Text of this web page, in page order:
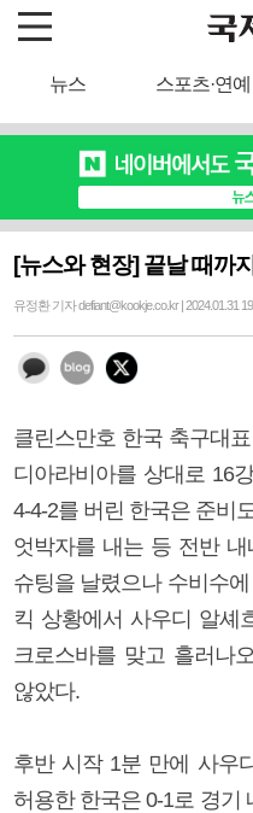
뉴스 스포츠·연예
[뉴스와 현장] 끝날 때까
유정환 기자 defiant@kookje.co.kr | 2024.01.31
클린스만호 한국 축구대
디아라비아를 상대로 16
4-4-2를 버린 한국은 준비
엇박자를 내는 등 전반
슈팅을 날렸으나 수비수
킥 상황에서 사우디 알셰
크로스바를 맞고 흘러나
않았다.
후반 시작 1분 만에 사우
허용한 한국은 0-1로 경기